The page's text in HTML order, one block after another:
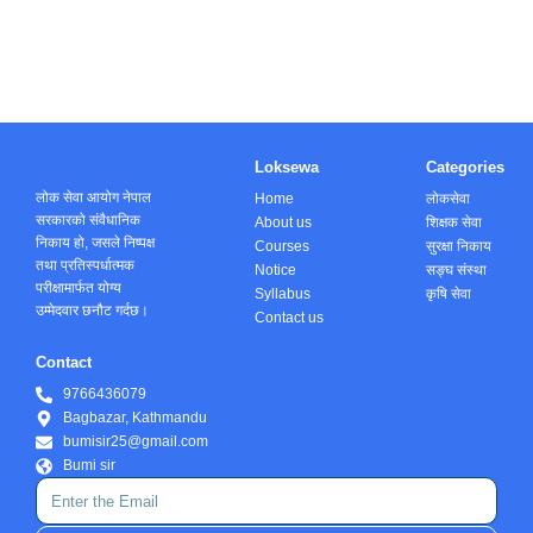
लोक सेवा आयोग नेपाल
सरकारको संवैधानिक
निकाय हो, जसले निष्पक्ष
तथा प्रतिस्पर्धात्मक
परीक्षामार्फत योग्य
उम्मेदवार छनौट गर्दछ।
Loksewa
Home
About us
Courses
Notice
Syllabus
Contact us
Categories
लोकसेवा
शिक्षक सेवा
सुरक्षा निकाय
सङ्घ संस्था
कृषि सेवा
Contact
9766436079
Bagbazar, Kathmandu
bumisir25@gmail.com
Bumi sir